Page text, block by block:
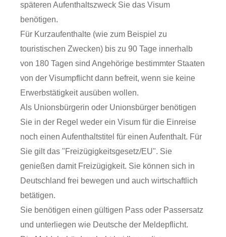
späteren Aufenthaltszweck Sie das Visum
benötigen.
Für Kurzaufenthalte (wie zum Beispiel zu
touristischen Zwecken) bis zu 90 Tage innerhalb
von 180 Tagen sind Angehörige bestimmter Staaten
von der Visumpflicht dann befreit, wenn sie keine
Erwerbstätigkeit ausüben wollen.
Als Unionsbürgerin oder Unionsbürger benötigen
Sie in der Regel weder ein Visum für die Einreise
noch einen Aufenthaltstitel für einen Aufenthalt. Für
Sie gilt das "Freizügigkeitsgesetz/EU". Sie
genießen damit Freizügigkeit. Sie können sich in
Deutschland frei bewegen und auch wirtschaftlich
betätigen.
Sie benötigen einen gültigen Pass oder Passersatz
und unterliegen wie Deutsche der Meldepflicht.